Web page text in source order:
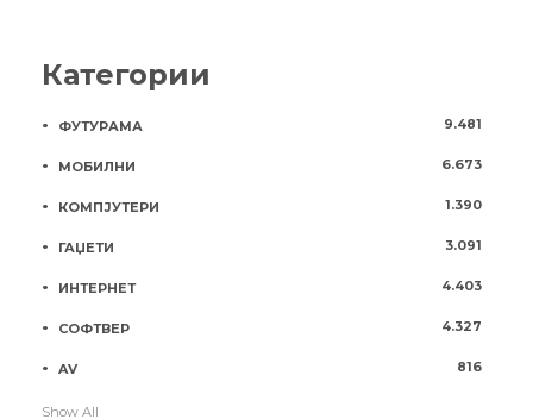
Категории
ФУТУРАМА 9.481
МОБИЛНИ 6.673
КОМПЈУТЕРИ 1.390
ГАЏЕТИ 3.091
ИНТЕРНЕТ 4.403
СОФТВЕР 4.327
AV 816
Show All